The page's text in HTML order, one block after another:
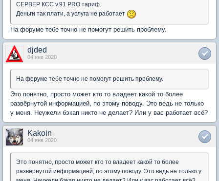
СЕРВЕР КСС v.91 PRO тариф.
Деньги так плати, а услуга не работает
На форуме тебе точно не помогут решить проблему.
djded
04 янв 2020
На форуме тебе точно не помогут решить проблему.
Это понятно, просто может кто то владеет какой то более
развёрнутой информацией, по этому поводу. Это ведь не только
у меня. Неужели бэкап никто не делает? Или у вас работает всё?
Kakoin
04 янв 2020
Это понятно, просто может кто то владеет какой то более
развёрнутой информацией, по этому поводу. Это ведь не только у